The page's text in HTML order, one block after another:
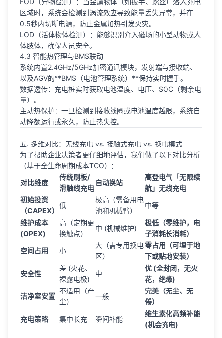
FOD（异物检测）：当金属物体（如扳手、螺丝）落入充电
区域时，系统会检测到涡流效应导致能量丢失异常，并在
0.5秒内切断电源，防止金属加热引发火灾。
LOD（活体物体检测）：能够识别介入磁场的小型动物或人
体肢体，确保人员安全。
4.3 智能热管理与BMS联动
系统内置2.4GHz/5GHz加密通讯模块，发射端与接收端、
以及AGV的**BMS（电池管理系统）**保持实时握手。
数据透传：充电桩实时获取电池温度、电压、SOC（剩余电
量）。
主动热保护：一旦检测到接收线圈或电池温度越限，系统自
动降额运行或永久，防止热失控。
五. 多维对比：无线充电 vs. 接触式充电 vs. 换电模式
为了帮助企业决策者更仔细地评估，我们做了以下对比分析
（基于全生命周期成本TCO）：
对比维度
传统刷板/
滑触线充电
自动换站
高登电气「无限续
航」无线充电
初始投资
（CAPEX）
低
极高（需备用电
池和机械臂）
中等
维护成本
(OPEX)
高（定期更
换触点）
中 (机械维护)
极低（零维护，电
子消耗长消耗）
空间占用 小
大（需专用换电
区）
零占用（可埋于地
下或贴地安装）
安全性
差 (火花、
裸露电极)
中
优 (全封闭，无火
花，绝缘)
洁净室安置
不适用（产
尘）
一般
完美（无尘、无
倦）
充电策略 集中长充 瞬间补能
维生素化高频补能
(机会充电)